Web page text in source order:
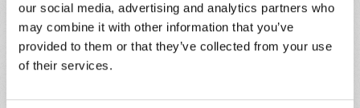
our social media, advertising and analytics partners who
may combine it with other information that you’ve
provided to them or that they’ve collected from your use
of their services.
offerti. Inoltre tutti gli attestati rilasciati sono
identificati con un codice univoco di
riconoscimento. Tramite esso il corsista, i datori di
lavoro e ogni autorità ispettiva possono verificarne
la corretta emissione.